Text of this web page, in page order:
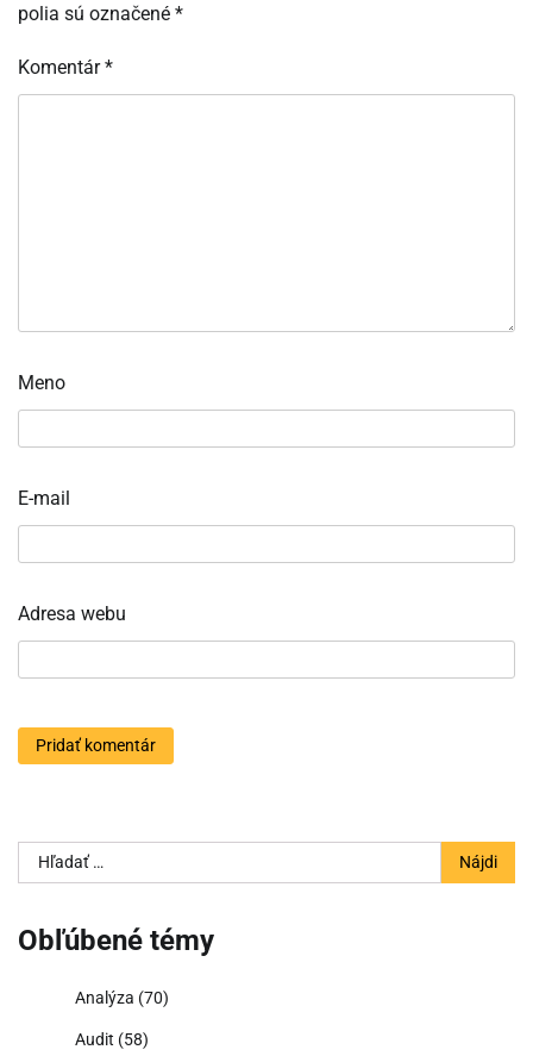
polia sú označené *
Komentár*
Meno
E-mail
Adresa webu
Hľadať:
Obľúbené témy
Analýza (70)
Audit (58)